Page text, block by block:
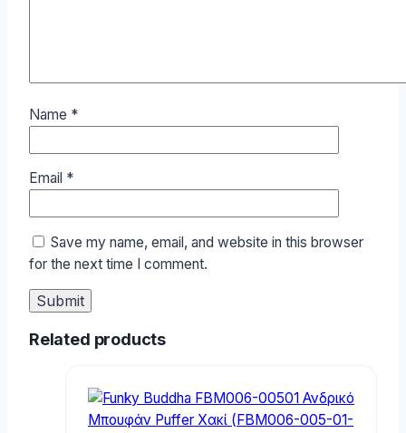
Name *
Email *
Save my name, email, and website in this browser
for the next time I comment.
Related products